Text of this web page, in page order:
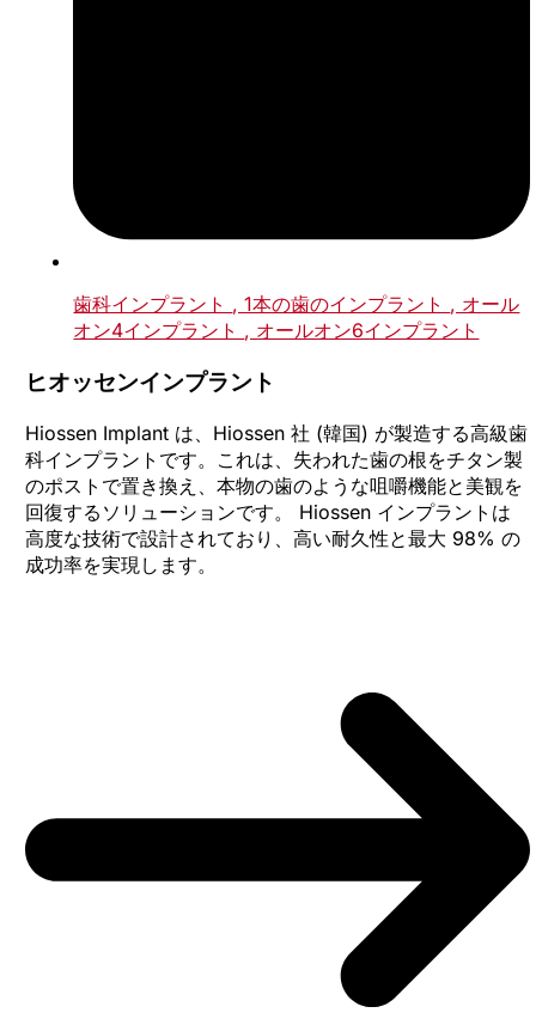
歯科インプラント , 1本の歯のインプラント , オール
オン4インプラント , オールオン6インプラント
ヒオッセンインプラント
Hiossen Implant は、Hiossen 社 (韓国) が製造する高級歯
科インプラントです。これは、失われた歯の根をチタン製
のポストで置き換え、本物の歯のような咀嚼機能と美観を
回復するソリューションです。 Hiossen インプラントは
高度な技術で設計されており、高い耐久性と最大 98% の
成功率を実現します。